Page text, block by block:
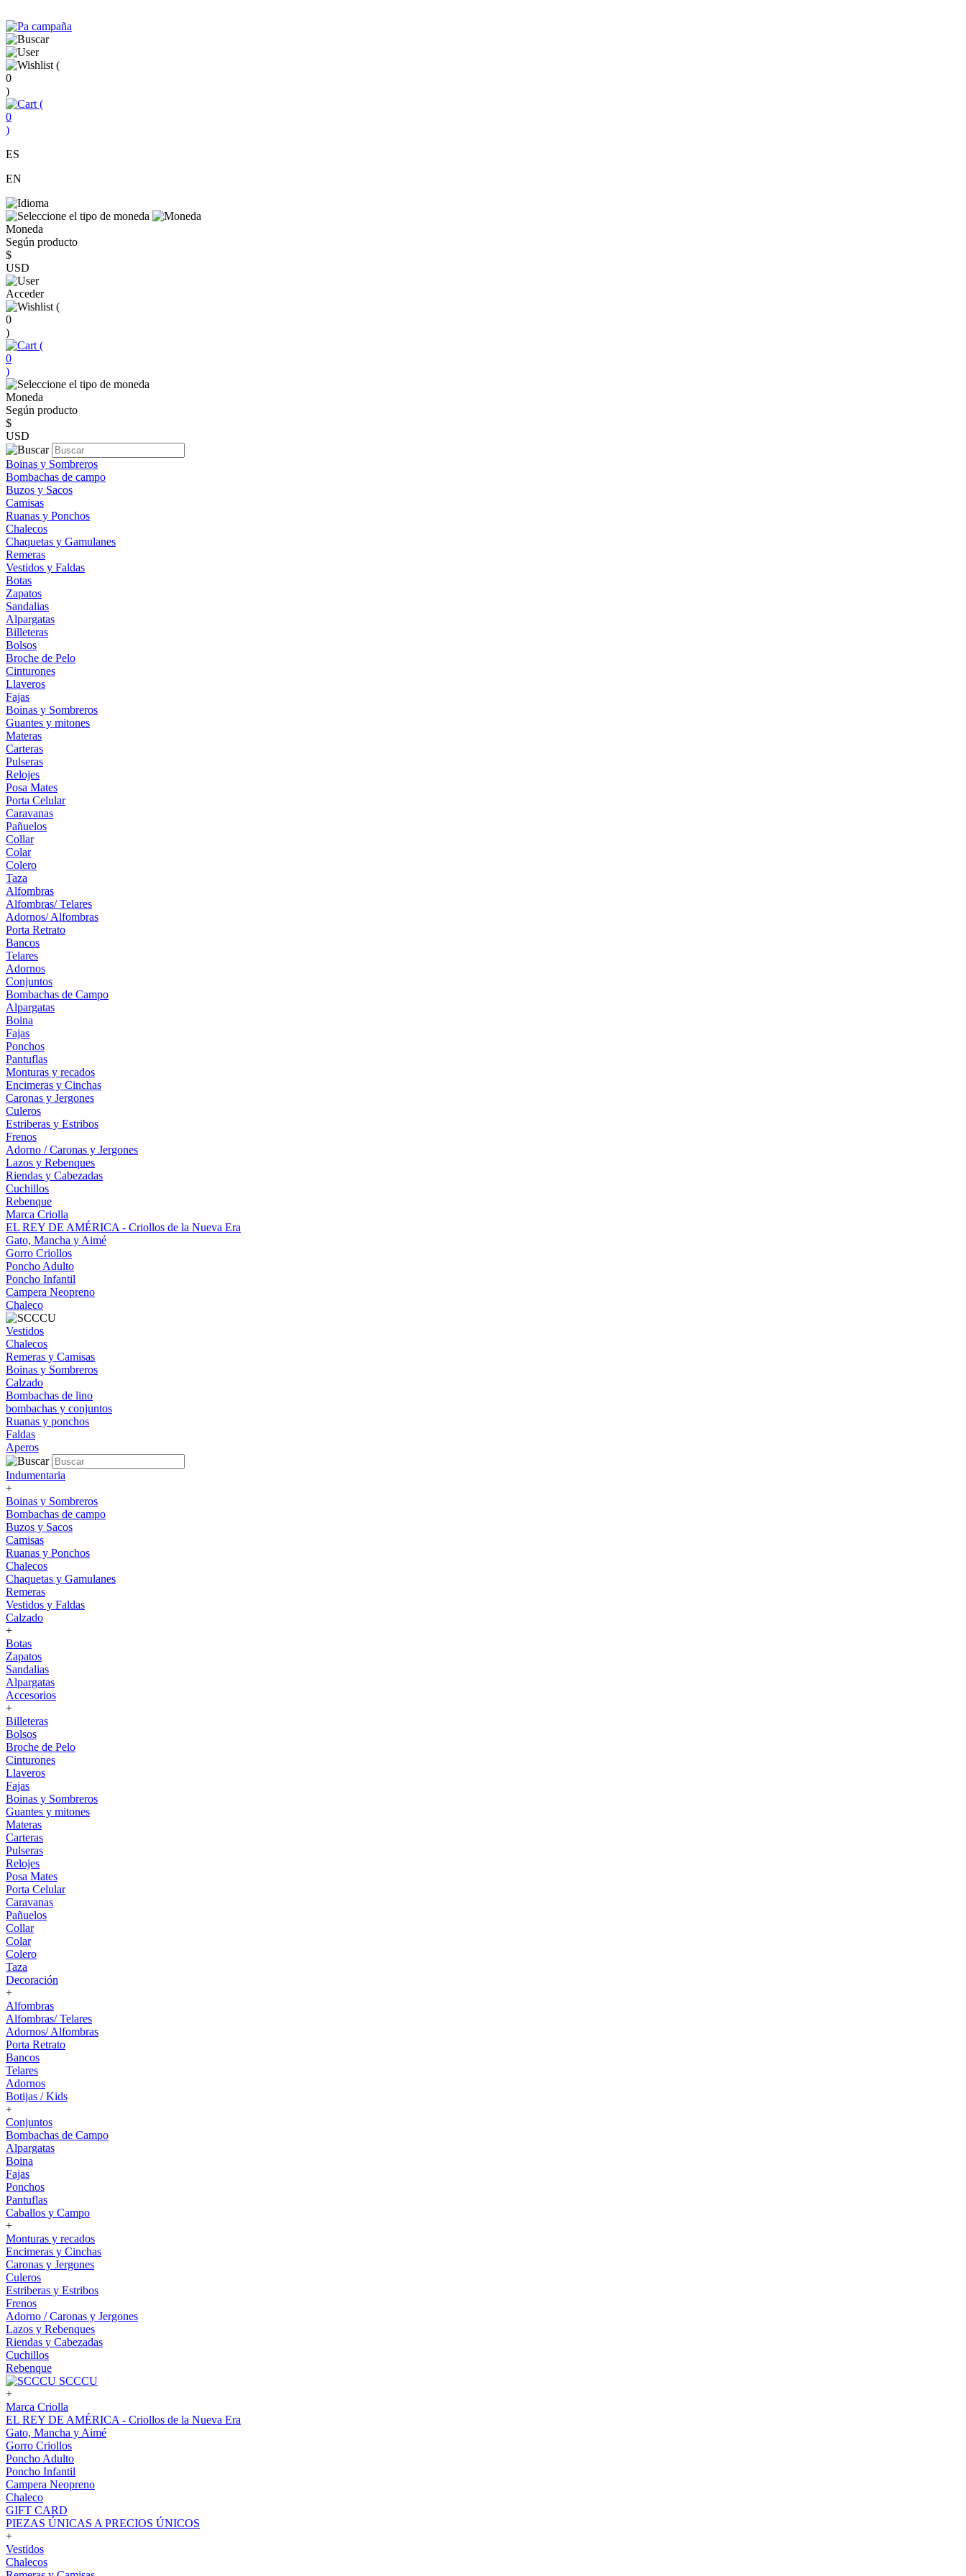
(
0
)
(
0
)
ES
EN
Moneda
Según producto
$
USD
Acceder
(
0
)
(
0
)
Moneda
Según producto
$
USD
Boinas y Sombreros
Bombachas de campo
Buzos y Sacos
Camisas
Ruanas y Ponchos
Chalecos
Chaquetas y Gamulanes
Remeras
Vestidos y Faldas
Botas
Zapatos
Sandalias
Alpargatas
Billeteras
Bolsos
Broche de Pelo
Cinturones
Llaveros
Fajas
Boinas y Sombreros
Guantes y mitones
Materas
Carteras
Pulseras
Relojes
Posa Mates
Porta Celular
Caravanas
Pañuelos
Collar
Colar
Colero
Taza
Alfombras
Alfombras/ Telares
Adornos/ Alfombras
Porta Retrato
Bancos
Telares
Adornos
Conjuntos
Bombachas de Campo
Alpargatas
Boina
Fajas
Ponchos
Pantuflas
Monturas y recados
Encimeras y Cinchas
Caronas y Jergones
Culeros
Estriberas y Estribos
Frenos
Adorno / Caronas y Jergones
Lazos y Rebenques
Riendas y Cabezadas
Cuchillos
Rebenque
Marca Criolla
EL REY DE AMÉRICA - Criollos de la Nueva Era
Gato, Mancha y Aimé
Gorro Criollos
Poncho Adulto
Poncho Infantil
Campera Neopreno
Chaleco
Vestidos
Chalecos
Remeras y Camisas
Boinas y Sombreros
Calzado
Bombachas de lino
bombachas y conjuntos
Ruanas y ponchos
Faldas
Aperos
Indumentaria
+
Boinas y Sombreros
Bombachas de campo
Buzos y Sacos
Camisas
Ruanas y Ponchos
Chalecos
Chaquetas y Gamulanes
Remeras
Vestidos y Faldas
Calzado
+
Botas
Zapatos
Sandalias
Alpargatas
Accesorios
+
Billeteras
Bolsos
Broche de Pelo
Cinturones
Llaveros
Fajas
Boinas y Sombreros
Guantes y mitones
Materas
Carteras
Pulseras
Relojes
Posa Mates
Porta Celular
Caravanas
Pañuelos
Collar
Colar
Colero
Taza
Decoración
+
Alfombras
Alfombras/ Telares
Adornos/ Alfombras
Porta Retrato
Bancos
Telares
Adornos
Botijas / Kids
+
Conjuntos
Bombachas de Campo
Alpargatas
Boina
Fajas
Ponchos
Pantuflas
Caballos y Campo
+
Monturas y recados
Encimeras y Cinchas
Caronas y Jergones
Culeros
Estriberas y Estribos
Frenos
Adorno / Caronas y Jergones
Lazos y Rebenques
Riendas y Cabezadas
Cuchillos
Rebenque
SCCCU
+
Marca Criolla
EL REY DE AMÉRICA - Criollos de la Nueva Era
Gato, Mancha y Aimé
Gorro Criollos
Poncho Adulto
Poncho Infantil
Campera Neopreno
Chaleco
GIFT CARD
PIEZAS ÚNICAS A PRECIOS ÚNICOS
+
Vestidos
Chalecos